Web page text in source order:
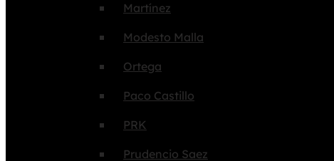
Martínez
Modesto Malla
Ortega
Paco Castillo
PRK
Prudencio Saez